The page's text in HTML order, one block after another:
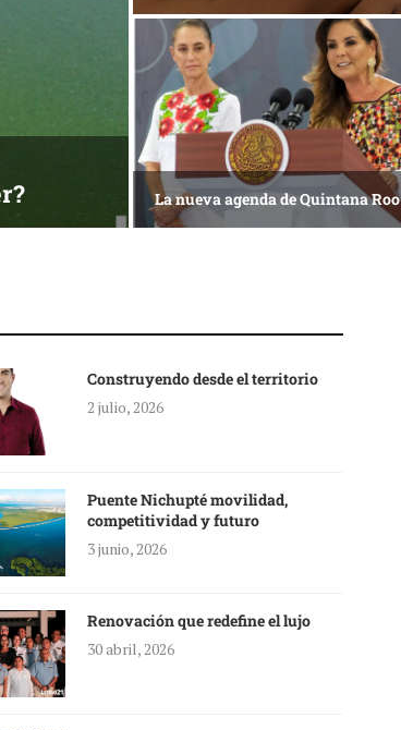
La nueva agenda de Quintana Roo
Construyendo desde el territorio
2 julio, 2026
Puente Nichupté movilidad,
competitividad y futuro
3 junio, 2026
Renovación que redefine el lujo
30 abril, 2026